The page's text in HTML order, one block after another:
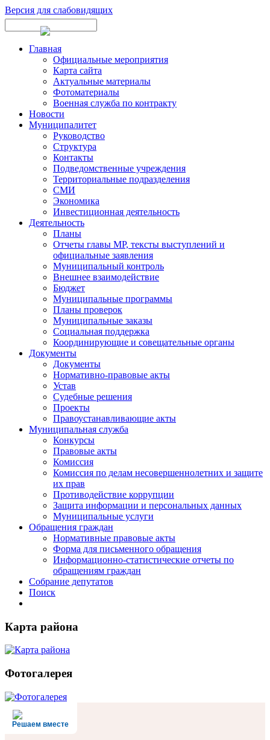
Версия для слабовидящих
Главная
Официальные мероприятия
Карта сайта
Актуальные материалы
Фотоматериалы
Военная служба по контракту
Новости
Муниципалитет
Руководство
Структура
Контакты
Подведомственные учреждения
Территориальные подразделения
СМИ
Экономика
Инвестиционная деятельность
Деятельность
Планы
Отчеты главы МР, тексты выступлений и
официальные заявления
Муниципальный контроль
Внешнее взаимодействие
Бюджет
Муниципальные программы
Планы проверок
Муниципальные заказы
Социальная поддержка
Координирующие и совещательные органы
Документы
Документы
Нормативно-правовые акты
Устав
Судебные решения
Проекты
Правоустанавливающие акты
Муниципальная служба
Конкурсы
Правовые акты
Комиссия
Комиссия по делам несовершеннолетних и защите
их прав
Противодействие коррупции
Защита информации и персональных данных
Муниципальные услуги
Обращения граждан
Нормативные правовые акты
Форма для письменного обращения
Информационно-статистические отчеты по
обращениям граждан
Собрание депутатов
Поиск
Карта района
Фотогалерея
Решаем вместе